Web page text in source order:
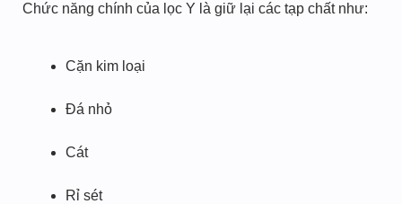
Chức năng chính của lọc Y là giữ lại các tạp chất như:
Cặn kim loại
Đá nhỏ
Cát
Rỉ sét